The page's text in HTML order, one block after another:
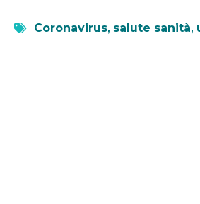
Coronavirus, salute sanità,